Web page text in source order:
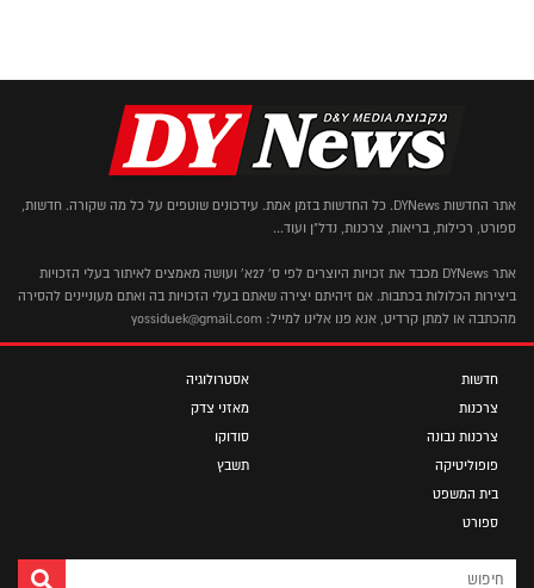
אתר החדשות DYNews. כל החדשות בזמן אמת. עידכונים שוטפים על כל מה שקורה. חדשות,
ספורט, רכילות, בריאות, צרכנות, נדל"ן ועוד...
אתר DYNews מכבד את זכויות היוצרים לפי ס' 27א' ועושה מאמצים לאיתור בעלי הזכויות
ביצירות הכלולות בכתבות. אם זיהיתם יצירה שאתם בעלי הזכויות בה ואתם מעוניינים להסירה
מהכתבה או למתן קרדיט, אנא פנו אלינו למייל: yossiduek@gmail.com
חדשות
צרכנות
צרכנות נבונה
פופוליטיקה
בית המשפט
ספורט
אסטרולוגיה
מאזני צדק
סודוקו
תשבץ